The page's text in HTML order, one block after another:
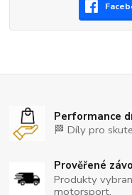
Performance
🏁 Díly pro
Prověřené
Produkty
motorsport.